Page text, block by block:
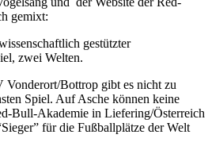
gemixt:
gestützter
zwei Welten.
Bottrop gibt es nicht zu
Spiel. Auf Asche können keine
Bull-Akademie in Liefering/Österreich
für die Fußballplätze der Welt